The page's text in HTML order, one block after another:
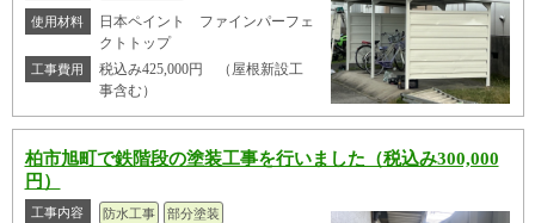
使用材料
日本ペイント ファインパーフェ
クトトップ
工事費用
税込み425,000円 （屋根新設工
事含む）
柏市旭町で鉄階段の塗装工事を行いました（税込み300,000
円）
工事内容 防水工事
部分塗装